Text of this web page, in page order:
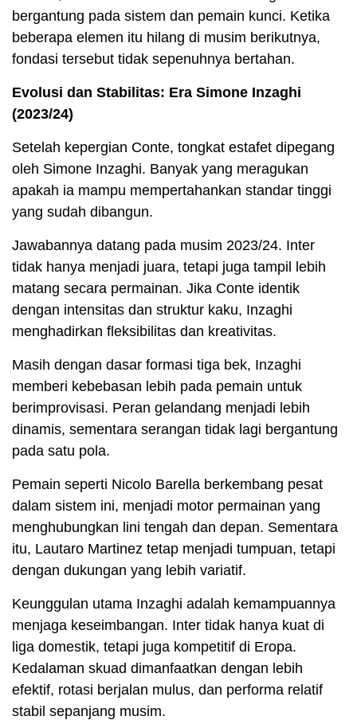
bergantung pada sistem dan pemain kunci. Ketika
beberapa elemen itu hilang di musim berikutnya,
fondasi tersebut tidak sepenuhnya bertahan.
Evolusi dan Stabilitas: Era Simone Inzaghi
(2023/24)
Setelah kepergian Conte, tongkat estafet dipegang
oleh Simone Inzaghi. Banyak yang meragukan
apakah ia mampu mempertahankan standar tinggi
yang sudah dibangun.
Jawabannya datang pada musim 2023/24. Inter
tidak hanya menjadi juara, tetapi juga tampil lebih
matang secara permainan. Jika Conte identik
dengan intensitas dan struktur kaku, Inzaghi
menghadirkan fleksibilitas dan kreativitas.
Masih dengan dasar formasi tiga bek, Inzaghi
memberi kebebasan lebih pada pemain untuk
berimprovisasi. Peran gelandang menjadi lebih
dinamis, sementara serangan tidak lagi bergantung
pada satu pola.
Pemain seperti Nicolo Barella berkembang pesat
dalam sistem ini, menjadi motor permainan yang
menghubungkan lini tengah dan depan. Sementara
itu, Lautaro Martinez tetap menjadi tumpuan, tetapi
dengan dukungan yang lebih variatif.
Keunggulan utama Inzaghi adalah kemampuannya
menjaga keseimbangan. Inter tidak hanya kuat di
liga domestik, tetapi juga kompetitif di Eropa.
Kedalaman skuad dimanfaatkan dengan lebih
efektif, rotasi berjalan mulus, dan performa relatif
stabil sepanjang musim.